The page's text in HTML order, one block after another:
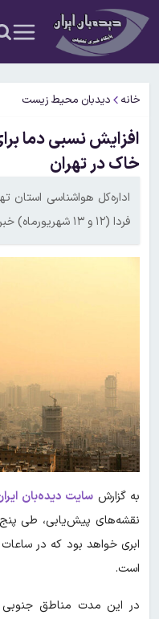
خانه دیدبان محیط زیست
افزایش نسبی دما
خاک در تهران
اداره‌کل هواشناسی استان
فردا (۱۲ و ۱۳ شهریورماه) خبر داد.
به گزارش سایت دیده‌بان
نقشه‌های پیش‌یابی، طی پنج
ابری خواهد بود که در ساعات
است.
در این مدت مناطق